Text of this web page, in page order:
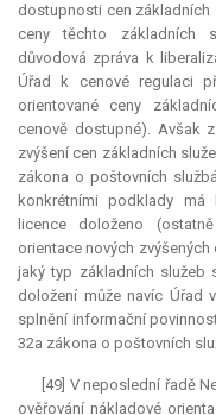
dostupnosti cen základních
ceny těchto základních
důvodová zpráva k
Úřad k cenové regulaci
orientované ceny
cenově dostupné). Avšak
zvýšení cen základních
zákona o poštovních
konkrétními podklady
licence doloženo
orientace nových
jaký typ základních služeb
doložení může navíc Úřad
splnění informační
32a zákona o poštovních
[49] V neposlední řadě
ověřování nákladové